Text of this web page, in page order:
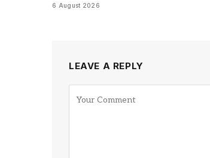
6 August 2026
LEAVE A REPLY